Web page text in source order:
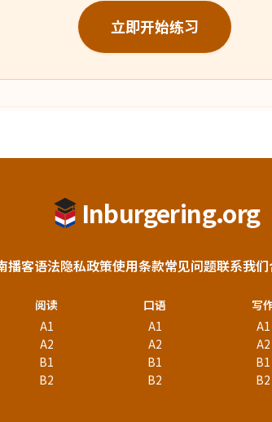
立即开始练习
Inburgering.org
播客语法隐私政策使用条款常见问题联系我们
阅读
A1
A2
B1
B2
口语
A1
A2
B1
B2
写
A1
A2
B1
B2